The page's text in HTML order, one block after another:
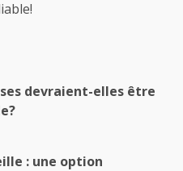
devraient-elles être
: une option